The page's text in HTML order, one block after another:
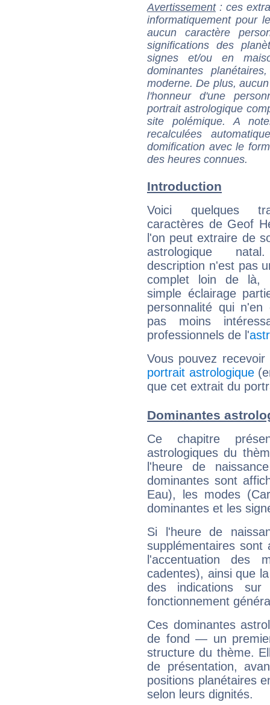
Avertissement: ces
informatiquement pour
aucun caractère
significations des
signes et/ou en
dominantes
moderne. De plus,
l'honneur d'une
portrait astrologique
site polémique. A
recalculées
domification avec le
des heures connues.
Introduction
Voici quelques
caractères de Geof
l'on peut extraire de
astrologique
description n'est pas
complet loin de là,
simple éclairage
personnalité qui n'en
pas moins
professionnels de l'
Vous pouvez
portrait astrologique
que cet extrait du
Dominantes
Ce chapitre
astrologiques du
l'heure de
dominantes sont
Eau), les modes
dominantes et les
Si l'heure de
supplémentaires sont
l'accentuation des
cadentes), ainsi que
des indications sur
fonctionnement
Ces dominantes
de fond — un
structure du thème.
de présentation,
positions planétaires
selon leurs dignités.